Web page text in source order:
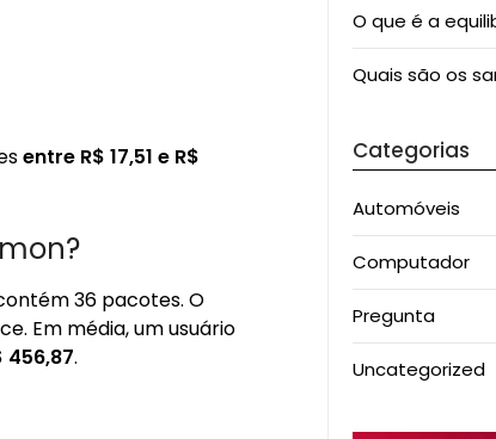
entre R$ 17,51 e R$
36 pacotes. O
Em média, um usuário
456,87.
O que é a
Quais são os
Categorias
Automóveis
Computador
Pregunta
Uncategorized